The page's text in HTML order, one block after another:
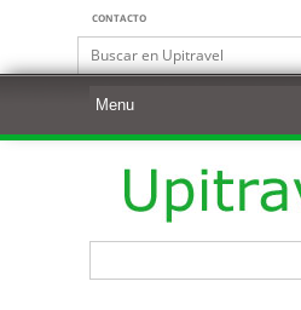
CONTACTO